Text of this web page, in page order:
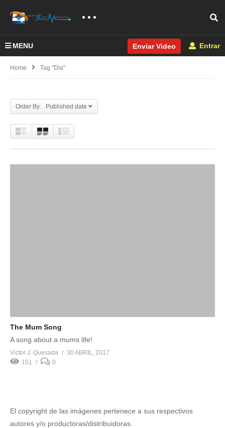
MENU Enviar Video Entrar
Home Tag "dia"
Order By: Published date
The Mum Song
A song about a mums life!
Victor J. Quesada
30 ABRIL, 2017
151
0
El copyright de las imágenes pertenece a sus respectivos
autores y/o productoras/distribuidoras.